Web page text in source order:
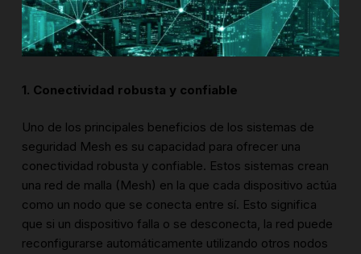
1. Conectividad robusta y confiable
Uno de los principales beneficios de los sistemas de
seguridad Mesh es su capacidad para ofrecer una
conectividad robusta y confiable. Estos sistemas crean
una red de malla (Mesh) en la que cada dispositivo actúa
como un nodo que se conecta entre sí. Esto significa
que si un dispositivo falla o se desconecta, la red puede
reconfigurarse automáticamente utilizando otros nodos